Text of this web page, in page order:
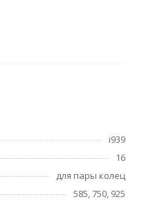
i939
16
для пары колец
585, 750, 925